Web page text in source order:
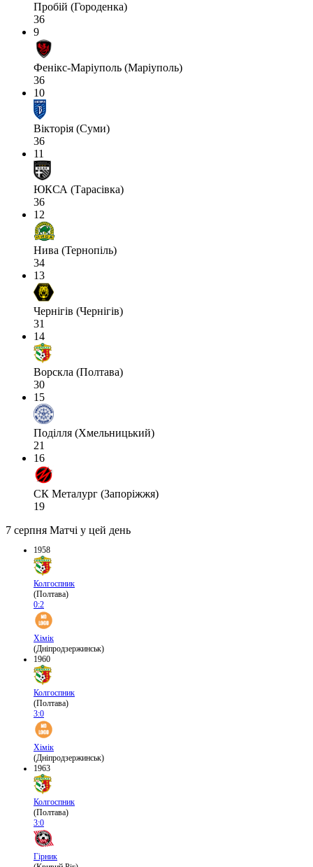
Пробій (Городенка)
36
9
Фенікс-Маріуполь (Маріуполь)
36
10
Вікторія (Суми)
36
11
ЮКСА (Тарасівка)
36
12
Нива (Тернопіль)
34
13
Чернігів (Чернігів)
31
14
Ворскла (Полтава)
30
15
Поділля (Хмельницький)
21
16
СК Металург (Запоріжжя)
19
7 серпня Матчі у цей день
1958
Колгоспник
(Полтава)
0:2
Хімік
(Дніпродзержинськ)
1960
Колгоспник
(Полтава)
3:0
Хімік
(Дніпродзержинськ)
1963
Колгоспник
(Полтава)
3:0
Гірник